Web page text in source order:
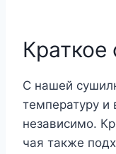
С нашей
температуру и
независимо.
чая также